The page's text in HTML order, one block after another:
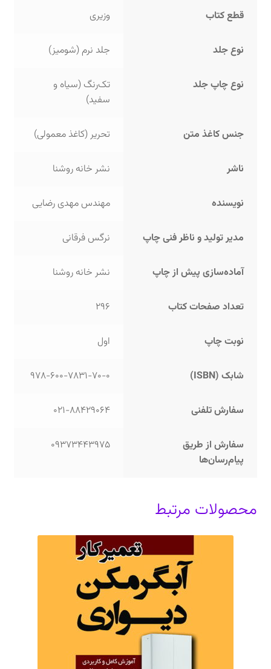
قطع کتاب وزیری
نوع جلد جلد نرم (شومیز)
نوع چاپ جلد
تک‌رنگ (سیاه و
سفید)
جنس کاغذ متن تحریر (کاغذ معمولی)
ناشر نشر خانه روشنا
نویسنده مهندس مهدی رضایی
مدیر تولید و ناظر فنی چاپ نرگس فرقانی
آماده‌سازی پیش از چاپ نشر خانه روشنا
تعداد صفحات کتاب 296
نوبت چاپ اول
شابک (ISBN) 978-600-7831-70-0
سفارش تلفنی 021-88429064
سفارش از طریق
پیام‌رسان‌ها
09373443975
محصولات مرتبط